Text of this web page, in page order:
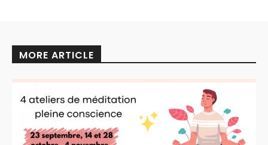
MORE ARTICLE